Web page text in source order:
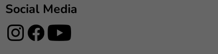
Social Media